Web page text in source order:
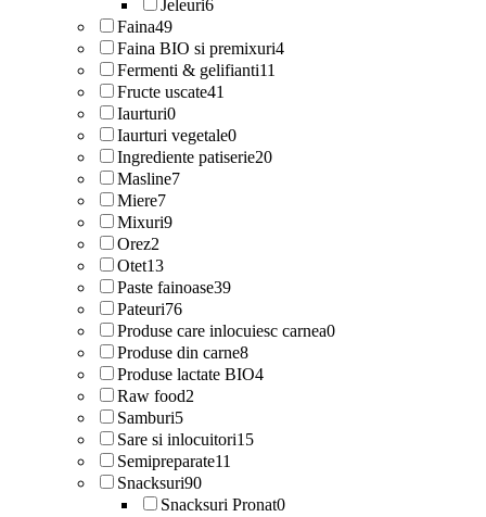
Jeleuri6
Faina49
Faina BIO si premixuri4
Fermenti & gelifianti11
Fructe uscate41
Iaurturi0
Iaurturi vegetale0
Ingrediente patiserie20
Masline7
Miere7
Mixuri9
Orez2
Otet13
Paste fainoase39
Pateuri76
Produse care inlocuiesc carnea0
Produse din carne8
Produse lactate BIO4
Raw food2
Samburi5
Sare si inlocuitori15
Semipreparate11
Snacksuri90
Snacksuri Pronat0